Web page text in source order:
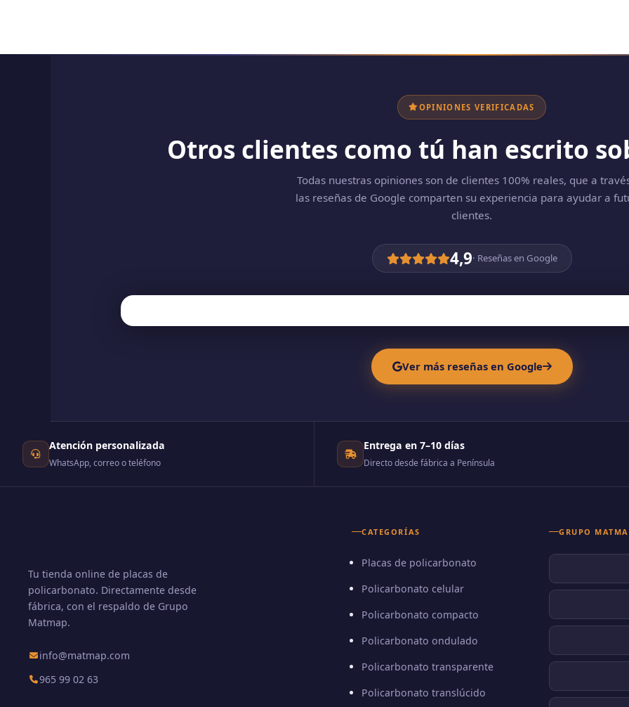
OPINIONES VERIFICADAS
Otros clientes como tú han escrito
Todas nuestras opiniones son de clientes 100% reales, que a
las reseñas de Google comparten su experiencia para ayudar a
clientes.
4,9· Reseñas en Google
Ver más reseñas en Google
Atención personalizada
WhatsApp, correo o teléfono
Entrega en 7–10 días
Directo desde fábrica a Península
Tu tienda online de placas de
policarbonato. Directamente desde
fábrica, con el respaldo de Grupo
Matmap.
info@matmap.com
965 99 02 63
CATEGORÍAS
Placas de policarbonato
Policarbonato celular
Policarbonato compacto
Policarbonato ondulado
Policarbonato transparente
Policarbonato translúcido
GRUPO